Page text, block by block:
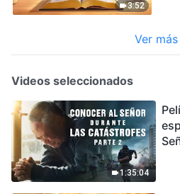
3:52
Ver más
Videos seleccionados
1:35:04